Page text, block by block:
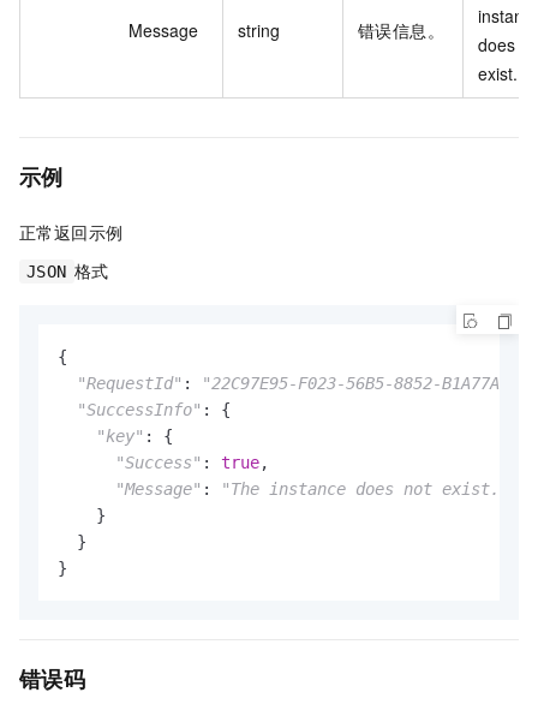
Message string 错误信息。
does
exist.
示例
正常返回示例
JSON 格式
{
"RequestId" :
"22C97E95-F023-56B5-8852-
"SuccessInfo" : {
"key" : {
"Success" : true,
"Message" :
"The instance does not exist."
    }
  }
}
错误码